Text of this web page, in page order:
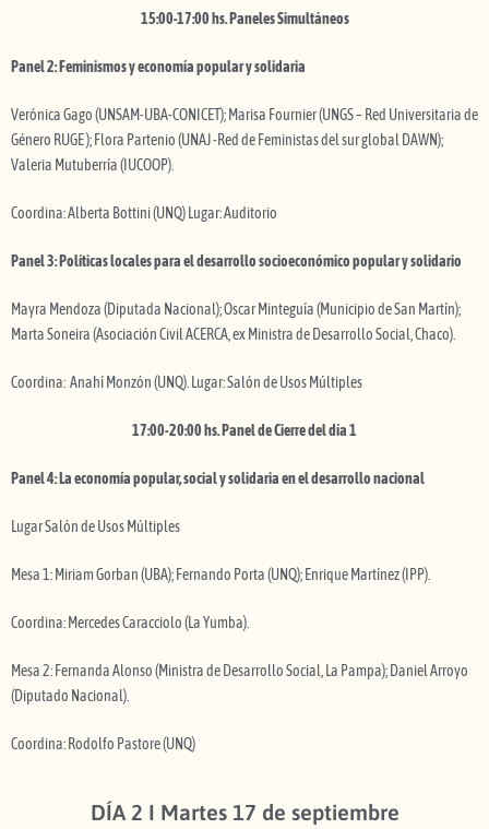
15:00-17:00 hs. Paneles Simultáneos
Panel 2: Feminismos y economía popular y solidaria
Verónica Gago (UNSAM-UBA-CONICET); Marisa Fournier (UNGS – Red Universitaria de
Género RUGE ); Flora Partenio (UNAJ -Red de Feministas del sur global DAWN);
Valeria Mutuberría (IUCOOP).
Coordina: Alberta Bottini (UNQ) Lugar: Auditorio
Panel 3: Políticas locales para el desarrollo socioeconómico popular y solidario
Mayra Mendoza (Diputada Nacional); Oscar Minteguía (Municipio de San Martín);
Marta Soneira (Asociación Civil ACERCA, ex Ministra de Desarrollo Social, Chaco).
Coordina: Anahí Monzón (UNQ). Lugar: Salón de Usos Múltiples
17:00-20:00 hs. Panel de Cierre del día 1
Panel 4: La economía popular, social y solidaria en el desarrollo nacional
Lugar Salón de Usos Múltiples
Mesa 1: Miriam Gorban (UBA); Fernando Porta (UNQ); Enrique Martínez (IPP).
Coordina: Mercedes Caracciolo (La Yumba).
Mesa 2: Fernanda Alonso (Ministra de Desarrollo Social, La Pampa); Daniel Arroyo
(Diputado Nacional).
Coordina: Rodolfo Pastore (UNQ)
DÍA 2 I Martes 17 de septiembre